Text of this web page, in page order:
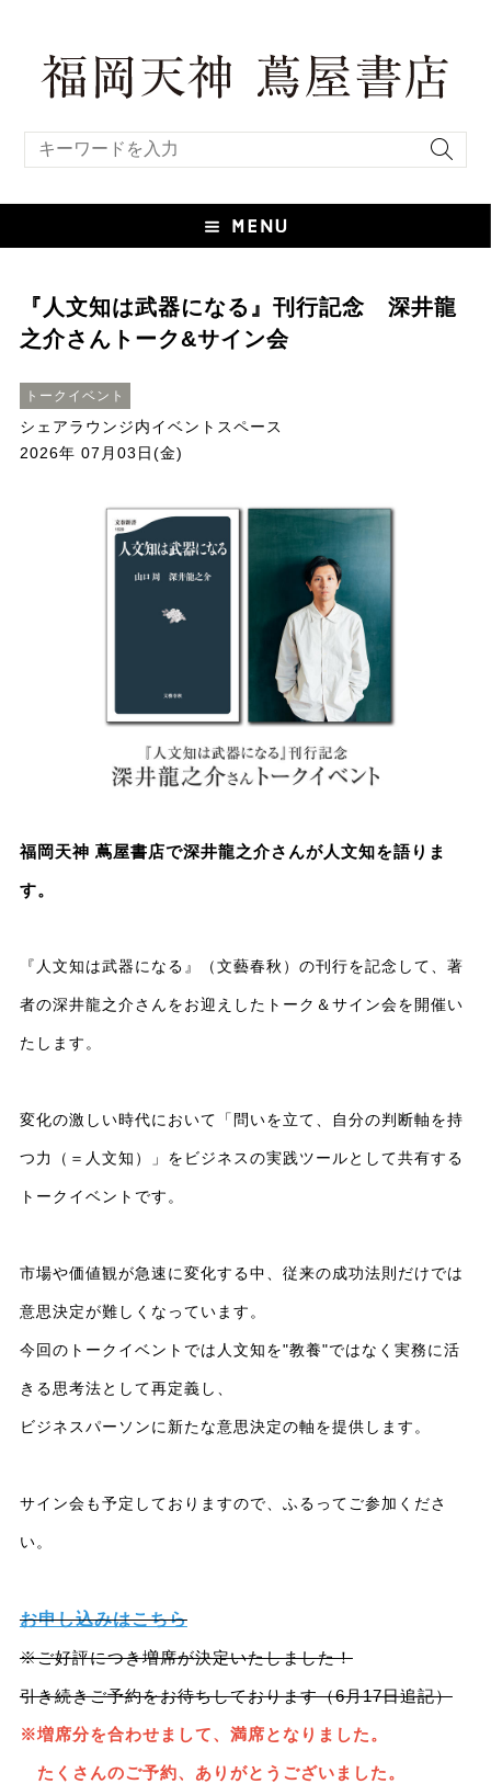
『人文知は武器になる』刊行記念 深井龍
之介さんトーク&サイン会
トークイベント
シェアラウンジ内イベントスペース
2026年 07月03日(金)
福岡天神 蔦屋書店で深井龍之介さんが人文知を語りま
す。
『人文知は武器になる』（文藝春秋）の刊行を記念して、著
者の深井龍之介さんをお迎えしたトーク＆サイン会を開催い
たします。
変化の激しい時代において「問いを立て、自分の判断軸を持
つ力（＝人文知）」をビジネスの実践ツールとして共有する
トークイベントです。
市場や価値観が急速に変化する中、従来の成功法則だけでは
意思決定が難しくなっています。
今回のトークイベントでは人文知を"教養"ではなく実務に活
きる思考法として再定義し、
ビジネスパーソンに新たな意思決定の軸を提供します。
サイン会も予定しておりますので、ふるってご参加くださ
い。
お申し込みはこちら
※ご好評につき増席が決定いたしました！
引き続きご予約をお待ちしております（6月17日追記）
※増席分を合わせまして、満席となりました。
たくさんのご予約、ありがとうございました。